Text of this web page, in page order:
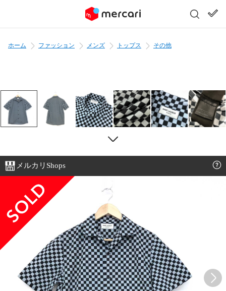
ホーム ファッション メンズ トップス その他
メルカリShops